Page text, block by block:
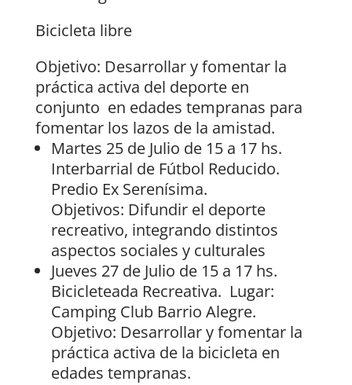
Bicicleta libre
Objetivo: Desarrollar y fomentar la
práctica activa del deporte en
conjunto en edades tempranas para
fomentar los lazos de la amistad.
Martes 25 de Julio de 15 a 17 hs.
Interbarrial de Fútbol Reducido.
Predio Ex Serenísima.
Objetivos: Difundir el deporte
recreativo, integrando distintos
aspectos sociales y culturales
Jueves 27 de Julio de 15 a 17 hs.
Bicicleteada Recreativa. Lugar:
Camping Club Barrio Alegre.
Objetivo: Desarrollar y fomentar la
práctica activa de la bicicleta en
edades tempranas.